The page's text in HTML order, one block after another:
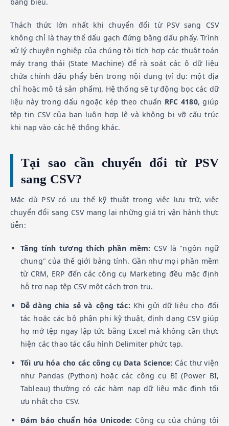
Thách thức lớn nhất khi chuyển đổi từ PSV sang CSV
không chỉ là thay thế dấu gạch đứng bằng dấu phẩy. Trình
xử lý chuyên nghiệp của chúng tôi tích hợp các thuật toán
máy trạng thái (State Machine) để rà soát các ô dữ liệu
chứa chính dấu phẩy bên trong nội dung (ví dụ: một địa
chỉ hoặc mô tả sản phẩm). Hệ thống sẽ tự động bọc các dữ
liệu này trong dấu ngoặc kép theo chuẩn RFC 4180, giúp
tệp tin CSV của bạn luôn hợp lệ và không bị vỡ cấu trúc
khi nạp vào các hệ thống khác.
Tại sao cần chuyển đổi từ PSV
sang CSV?
Mặc dù PSV có ưu thế kỹ thuật trong việc lưu trữ, việc
chuyển đổi sang CSV mang lại những giá trị vận hành thực
tiễn:
Tăng tính tương thích phần mềm: CSV là "ngôn ngữ
chung" của thế giới bảng tính. Gần như mọi phần mềm
từ CRM, ERP đến các công cụ Marketing đều mặc định
hỗ trợ nạp tệp CSV một cách trơn tru.
Dễ dàng chia sẻ và cộng tác: Khi gửi dữ liệu cho đối
tác hoặc các bộ phận phi kỹ thuật, định dạng CSV giúp
họ mở tệp ngay lập tức bằng Excel mà không cần thực
hiện các thao tác cấu hình Delimiter phức tạp.
Tối ưu hóa cho các công cụ Data Science: Các thư viện
như Pandas (Python) hoặc các công cụ BI (Power BI,
Tableau) thường có các hàm nạp dữ liệu mặc định tối
ưu nhất cho CSV.
Đảm bảo chuẩn hóa Unicode: Công cụ của chúng tôi